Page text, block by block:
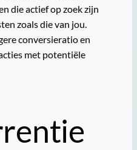
die actief op zoek zijn
zoals die van jou.
conversieratio en
met potentiële